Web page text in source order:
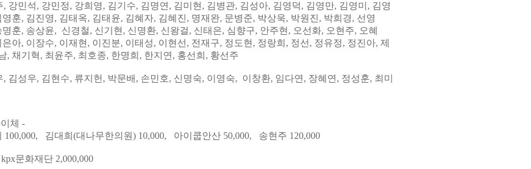
, 강민석, 강민정, 강희영, 김기수, 김명연, 김미현 , 김병관, 김성아, 김영덕, 김영만, 김영미, 김영
영훈, 김진영, 김태옥, 김태윤, 김혜자, 김혜진 , 명재완, 문병준, 박상욱, 박원진, 박희경, 선영
명훈, 송상윤, 신경철, 신기현 , 신명환, 신왕걸, 신태은, 심향구, 안주현, 오선화, 오현주, 오혜
은아, 이장수, 이재현 , 이진분, 이태성, 이현선 , 전재구, 정도현 , 정랑희 , 정선, 정유정, 정진아, 제
, 채기혁, 최윤주, 최호종, 한명희, 한지연, 홍선희, 황선주
, 김성우, 김현수, 류지헌 , 박문배 , 손민호, 신명숙, 이영숙, 이창환, 임다연 , 장혜연 , 정성훈, 최미
체 -
100,000, 김대희(대나무한의원) 10,000, 아이쿱안산 50,000, 송현주 120,000
문화재단 2,000,000